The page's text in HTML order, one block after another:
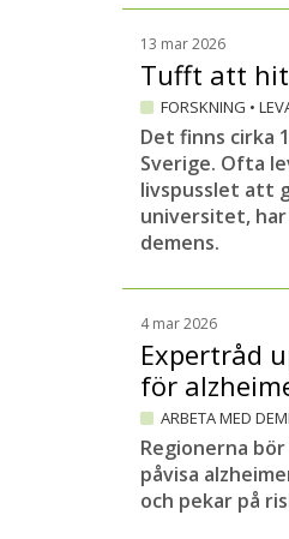
13 mar 2026
Tufft att
FORSKNING •
Det finns cirka
Sverige. Ofta
livspusslet att
universitet,
demens.
4 mar 2026
Expertråd
för
ARBETA MED
Regionerna
påvisa
och pekar på